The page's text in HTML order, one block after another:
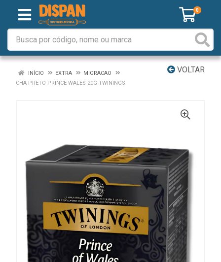
0
VOLTAR
INÍCIO EXTRA
MIGRACAO
CHA PRETO PRINCE WALES 20G TWININGS